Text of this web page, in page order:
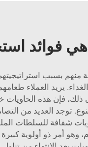
فوائد
منهم بسبب
يريد العملاء
فإن هذه الحاويات
شفافة للسلطات
وهو أمر ذو أولوية